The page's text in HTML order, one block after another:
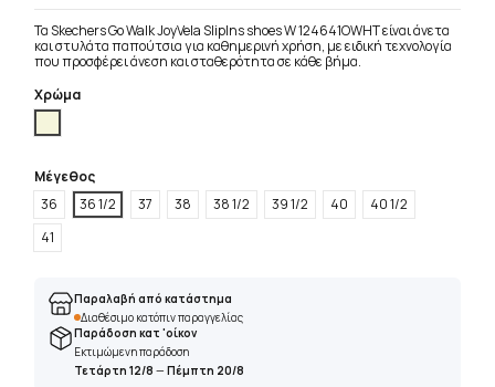
Τα Skechers Go Walk JoyVela SlipIns shoes W 124641OWHT είναι άνετα
και στυλάτα παπούτσια για καθημερινή χρήση, με ειδική τεχνολογία
που προσφέρει άνεση και σταθερότητα σε κάθε βήμα.
Χρώμα
Μέγεθος
36
36 1/2 37 38 38 1/2 39 1/2 40
40 1/2
41
Παραλαβή από κατάστημα
Διαθέσιμο κατόπιν παραγγελίας
Παράδοση κατ 'οίκον
Εκτιμώμενη παράδοση
Τετάρτη 12/8 —Πέμπτη 20/8